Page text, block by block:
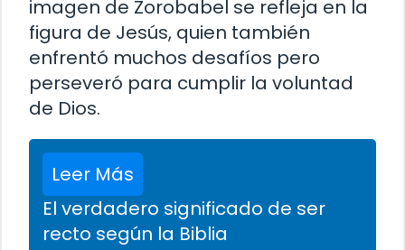
imagen de Zorobabel se refleja en la
figura de Jesús, quien también
enfrentó muchos desafíos pero
perseveró para cumplir la voluntad
de Dios.
Leer Más
El verdadero significado de ser
recto según la Biblia